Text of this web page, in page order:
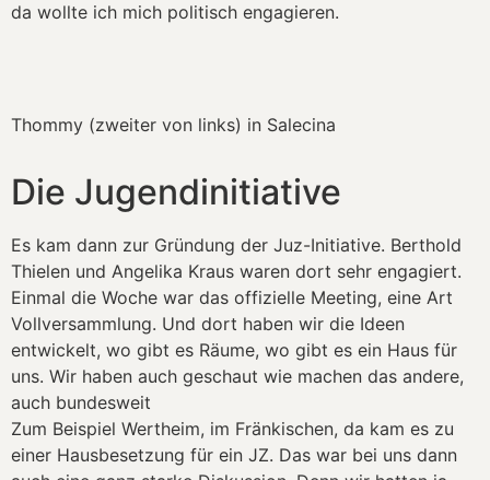
da wollte ich mich politisch engagieren.
Thommy (zweiter von links) in Salecina
Die Jugendinitiative
Es kam dann zur Gründung der Juz-Initiative. Berthold
Thielen und Angelika Kraus waren dort sehr engagiert.
Einmal die Woche war das offizielle Meeting, eine Art
Vollversammlung. Und dort haben wir die Ideen
entwickelt, wo gibt es Räume, wo gibt es ein Haus für
uns. Wir haben auch geschaut wie machen das andere,
auch bundesweit
Zum Beispiel Wertheim, im Fränkischen, da kam es zu
einer Hausbesetzung für ein JZ. Das war bei uns dann